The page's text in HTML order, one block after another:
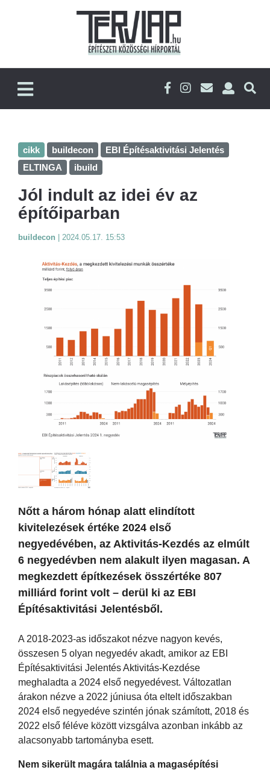
cikk buildecon
EBI Építésaktivitási Jelentés
ELTINGA
ibuild
Jól indult az idei év az
építőiparban
buildecon 2024.05.17. 15:53
Nőtt a három hónap alatt elindított
kivitelezések értéke 2024 első
negyedévében, az Aktivitás-Kezdés az elmúlt
6 negyedévben nem alakult ilyen magasan. A
megkezdett építkezések összértéke 807
milliárd forint volt – derül ki az EBI
Építésaktivitási Jelentésből.
A 2018-2023-as időszakot nézve nagyon kevés,
összesen 5 olyan negyedév akadt, amikor az EBI
Építésaktivitási Jelentés Aktivitás-Kezdése
meghaladta a 2024 első negyedévest. Változatlan
árakon nézve a 2022 júniusa óta eltelt időszakban
2024 első negyedéve szintén jónak számított, 2018 és
2022 első féléve között vizsgálva azonban inkább az
alacsonyabb tartományba esett.
Nem sikerült magára találnia a magasépítési